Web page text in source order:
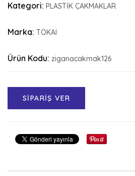
Kategori: PLASTİK ÇAKMAKLAR
Marka: TOKAI
Ürün Kodu: ziganacakmak126
SİPARİŞ VER